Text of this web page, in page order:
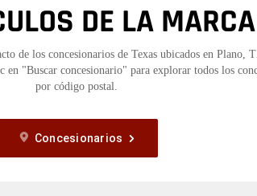
DE LA
de los concesionarios de Texas ubicados en Plano,
en "Buscar concesionario" para explorar todos los
por código postal.
Concesionarios